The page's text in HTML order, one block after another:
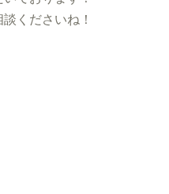
くださいね！